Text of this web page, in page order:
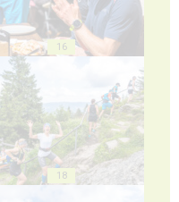
16
18